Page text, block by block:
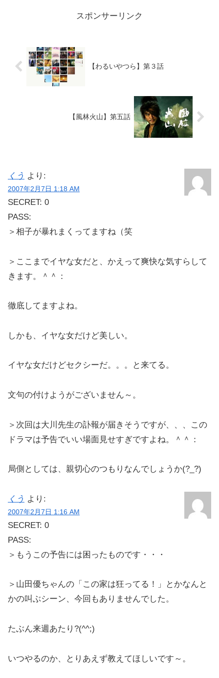
スポンサーリンク
【わるいやつら】第３話
【風林火山】第五話
くう より:
2007年2月7日 1:18 AM
SECRET: 0
PASS:
＞相子が暴れまくってますね（笑
＞ここまでイヤな女だと、かえって爽快な気すらして
きます。＾＾：
徹底してますよね。
しかも、イヤな女だけど美しい。
イヤな女だけどセクシーだ。。。と来てる。
文句の付けようがございません～。
＞次回は大川先生の訃報が届きそうですが、、、この
ドラマは予告でいい場面見せすぎですよね。＾＾：
局側としては、親切心のつもりなんでしょうか(?_?)
くう より:
2007年2月7日 1:16 AM
SECRET: 0
PASS:
＞もうこの予告には困ったものです・・・
＞山田優ちゃんの「この家は狂ってる！」とかなんと
かの叫ぶシーン、今回もありませんでした。
たぶん来週あたり?(^^;)
いつやるのか、とりあえず教えてほしいです～。